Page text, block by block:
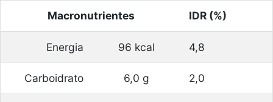
Macronutrientes IDR (%)
Energia 96 kcal 4,8
Carboidrato 6,0 g 2,0